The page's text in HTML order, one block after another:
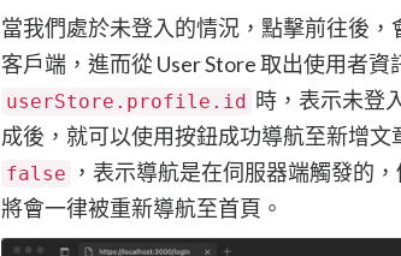
當我們處於未登入的情況，點擊前往後，
客戶端，進而從 User Store 取出使用者
userStore.profile.id 時，表示未登
成後，就可以使用按鈕成功導航至新增文
false
，表示導航是在伺服器端觸發的
將會一律被重新導航至首頁。